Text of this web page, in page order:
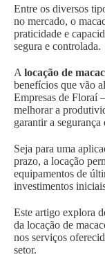
Entre os diversos
no mercado, o
praticidade e
segura e controlada.
A locação de
benefícios que vão
Empresas de Floraí
melhorar a
garantir a segurança
Seja para uma
prazo, a locação
equipamentos de
investimentos
Este artigo explora
da locação de
nos serviços
setor.